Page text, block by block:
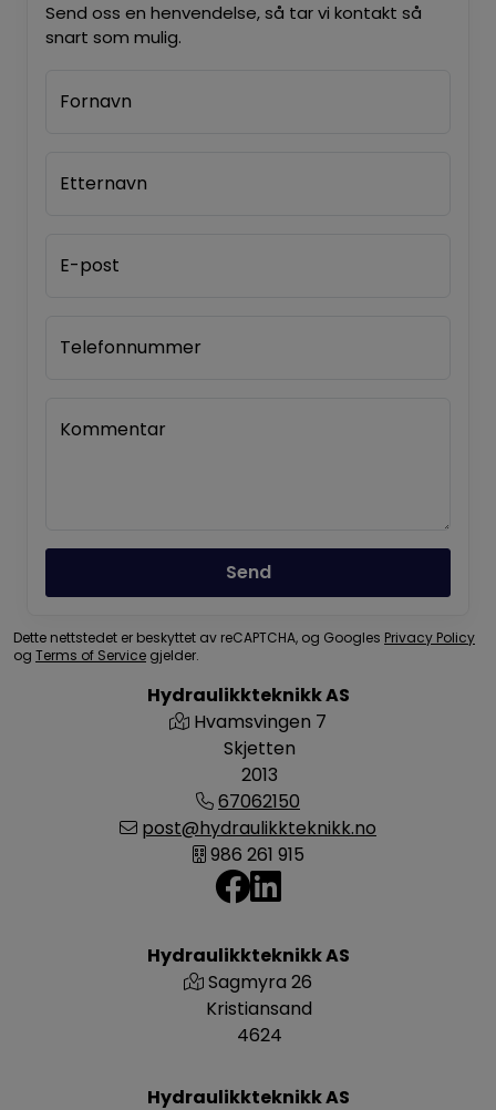
Hydraulikkteknikk AS
Hvamsvingen 7
Skjetten
2013
67062150
post@hydraulikkteknikk.no
986 261 915
Hydraulikkteknikk AS
Hydraulikkteknikk AS
Sagmyra 26
Kristiansand
4624
Send oss en henvendelse, så tar vi kontakt så
snart som mulig.
Fornavn
Etternavn
E-post
Telefonnummer
Kommentar
Send
Dette nettstedet er beskyttet av reCAPTCHA, og Googles Privacy Policy
og Terms of Service gjelder.